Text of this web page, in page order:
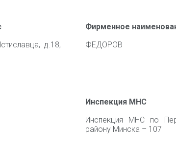
д.18,
Фирменное
ФЕДОРОВ
Инспекция МНС
Инспекция МНС по
району Минска – 107